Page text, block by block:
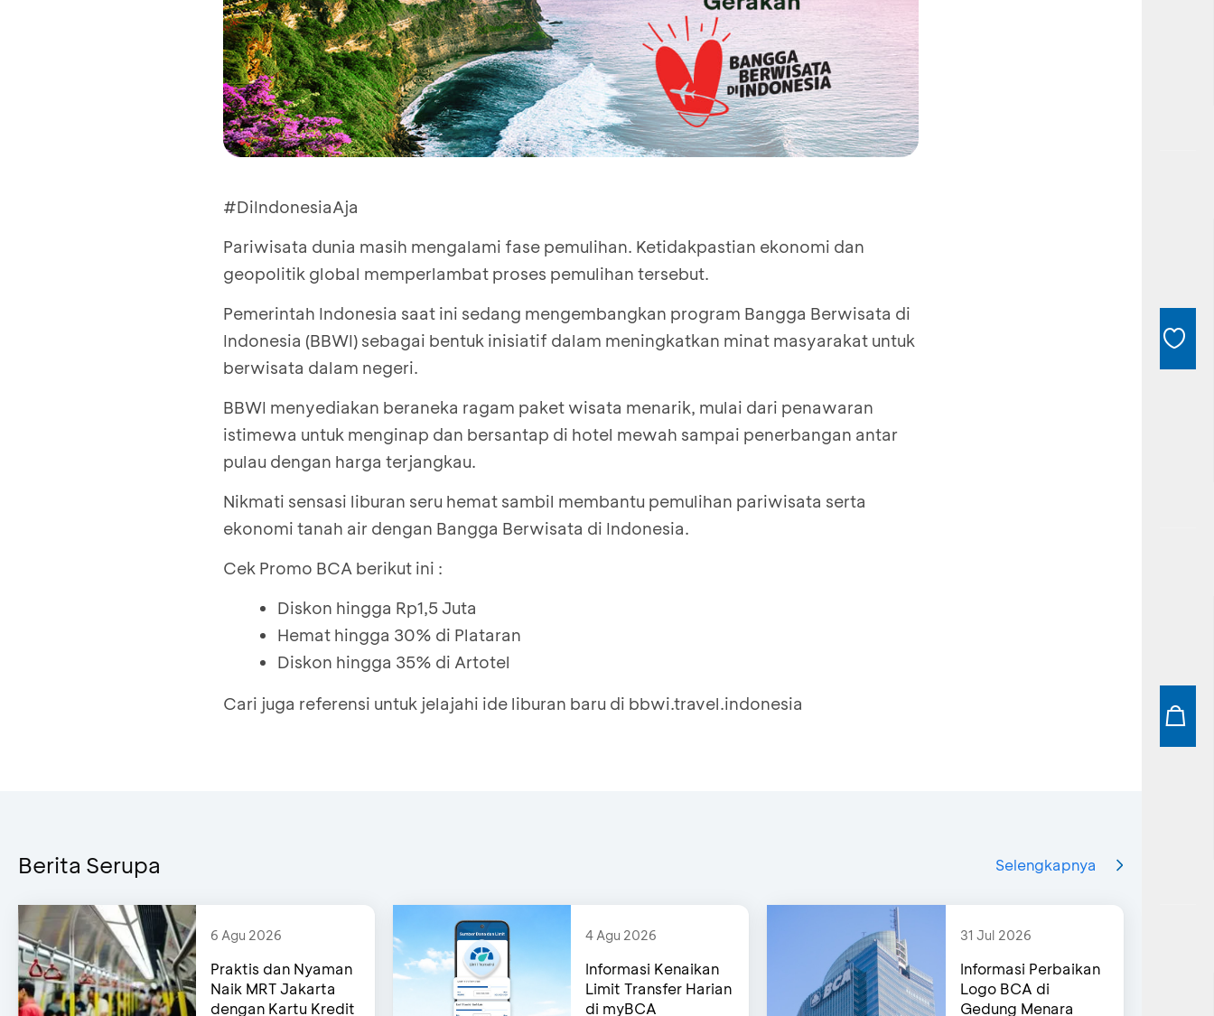
#DiIndonesiaAja
Pariwisata dunia masih mengalami fase pemulihan. Ketidakpastian ekonomi dan
geopolitik global memperlambat proses pemulihan tersebut.
Pemerintah Indonesia saat ini sedang mengembangkan program Bangga Berwisata di
Indonesia (BBWI) sebagai bentuk inisiatif dalam meningkatkan minat masyarakat untuk
berwisata dalam negeri.
BBWI menyediakan beraneka ragam paket wisata menarik, mulai dari penawaran
istimewa untuk menginap dan bersantap di hotel mewah sampai penerbangan antar
pulau dengan harga terjangkau.
Nikmati sensasi liburan seru hemat sambil membantu pemulihan pariwisata serta
ekonomi tanah air dengan Bangga Berwisata di Indonesia.
Cek Promo BCA berikut ini :
Diskon hingga Rp1,5 Juta
Hemat hingga 30% di Plataran
Diskon hingga 35% di Artotel
Cari juga referensi untuk jelajahi ide liburan baru di bbwi.travel.indonesia
Berita Serupa Selengkapnya
6 Agu 2026
Praktis dan Nyaman
Naik MRT Jakarta
dengan Kartu Kredit
4 Agu 2026
Informasi Kenaikan
Limit Transfer Harian
di myBCA
31 Jul 2026
Informasi Perbaikan
Logo BCA di
Gedung Menara